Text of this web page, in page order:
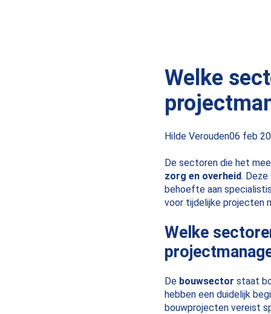
Welke
Posted
Hilde Verouden06 feb
De sectoren die het
zorg en overheid.
behoefte aan
voor tijdelijke projecten
Welke
De bouwsector staat
hebben een duidelijk
bouwprojecten vereist